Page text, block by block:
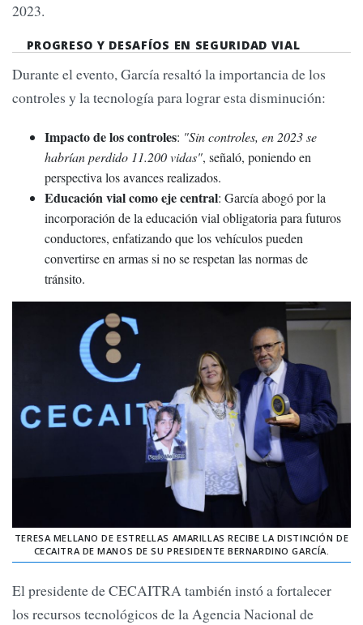
2023.
PROGRESO Y DESAFÍOS EN SEGURIDAD VIAL
Durante el evento, García resaltó la importancia de los
controles y la tecnología para lograr esta disminución:
Impacto de los controles: "Sin controles, en 2023 se
habrían perdido 11.200 vidas", señaló, poniendo en
perspectiva los avances realizados.
Educación vial como eje central: García abogó por la
incorporación de la educación vial obligatoria para futuros
conductores, enfatizando que los vehículos pueden
convertirse en armas si no se respetan las normas de
tránsito.
TERESA MELLANO DE ESTRELLAS AMARILLAS RECIBE LA DISTINCIÓN DE
CECAITRA DE MANOS DE SU PRESIDENTE BERNARDINO GARCÍA.
El presidente de CECAITRA también instó a fortalecer
los recursos tecnológicos de la Agencia Nacional de